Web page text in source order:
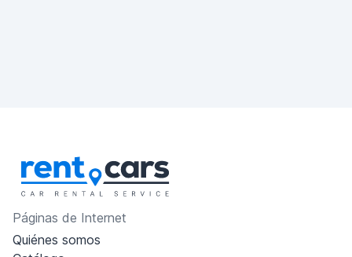
Páginas de Internet
Quiénes somos